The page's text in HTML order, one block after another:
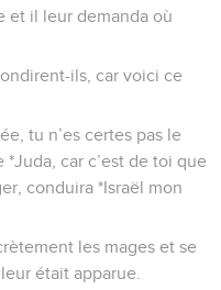
et il leur demanda où
ils, car voici ce
tu n’es certes pas le
car c’est de toi que
conduira *Israël mon
les mages et se
était apparue.